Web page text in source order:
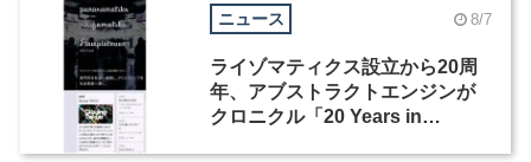
ニュース 8/7
ライゾマティクス設立から20周
年、アブストラクトエンジンが
クロニクル「20 Years in